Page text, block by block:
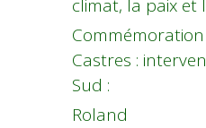
climat, la paix et
Commémoration
Castres :
Sud :
Roland